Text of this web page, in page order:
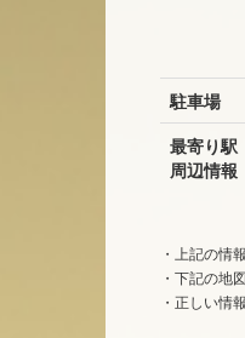
駐車場
最寄り駅
周辺情報
・上記の情
・下記の地
・正しい情